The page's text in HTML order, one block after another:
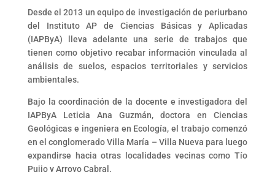
Desde el 2013 un equipo de investigación de periurbano
del Instituto AP de Ciencias Básicas y Aplicadas
(IAPByA) lleva adelante una serie de trabajos que
tienen como objetivo recabar información vinculada al
análisis de suelos, espacios territoriales y servicios
ambientales.
Bajo la coordinación de la docente e investigadora del
IAPByA Leticia Ana Guzmán, doctora en Ciencias
Geológicas e ingeniera en Ecología, el trabajo comenzó
en el conglomerado Villa María – Villa Nueva para luego
expandirse hacia otras localidades vecinas como Tío
Pujio y Arroyo Cabral.